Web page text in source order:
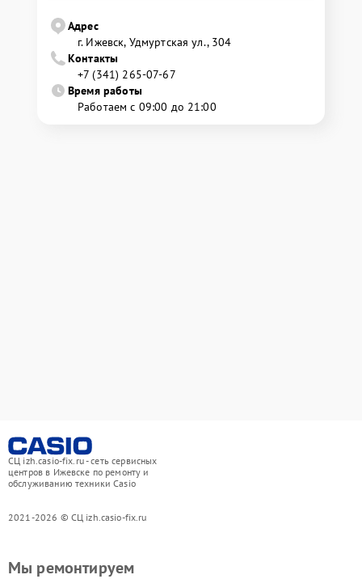
Адрес
г. Ижевск, Удмуртская ул., 304
Контакты
+7 (341) 265-07-67
Время работы
Работаем с 09:00 до 21:00
СЦ izh.casio-fix.ru - сеть сервисных
центров в Ижевске по ремонту и
обслуживанию техники Casio
2021-2026 © СЦ izh.casio-fix.ru
Мы ремонтируем